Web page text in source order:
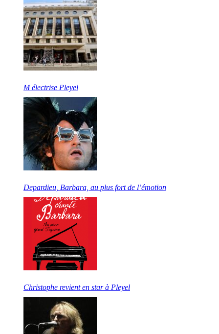
M électrise Pleyel
Depardieu, Barbara, au plus fort de l’émotion
Christophe revient en star à Pleyel